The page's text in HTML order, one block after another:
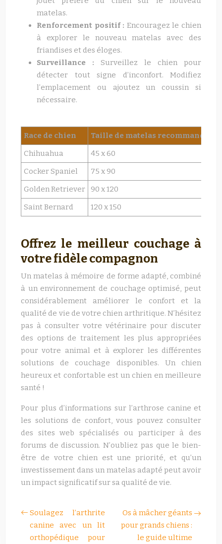
matelas.
Renforcement positif : Encouragez le chien
à explorer le nouveau matelas avec des
friandises et des éloges.
Surveillance : Surveillez le chien pour
détecter tout signe d’inconfort. Modifiez
l’emplacement ou ajoutez un coussin si
nécessaire.
Race de chien
Taille de matelas recommandée
Chihuahua
45 x 60
Cocker Spaniel
75 x 90
Golden Retriever
90 x 120
Saint Bernard
120 x 150
Offrez le meilleur couchage à
votre fidèle compagnon
Un matelas à mémoire de forme adapté, combiné
à un environnement de couchage optimisé, peut
considérablement améliorer le confort et la
qualité de vie de votre chien arthritique. N’hésitez
pas à consulter votre vétérinaire pour discuter
des options de traitement les plus appropriées
pour votre animal et à explorer les différentes
solutions de couchage disponibles. Un chien
heureux et confortable est un chien en meilleure
santé !
Pour plus d’informations sur l’arthrose canine et
les solutions de confort, vous pouvez consulter
des sites web spécialisés ou participer à des
forums de discussion. N’oubliez pas que le bien-
être de votre chien est une priorité, et qu’un
investissement dans un matelas adapté peut avoir
un impact significatif sur sa qualité de vie.
Soulagez l’arthrite
canine avec un lit
orthopédique pour
Os à mâcher géants
pour grands chiens :
le guide ultime